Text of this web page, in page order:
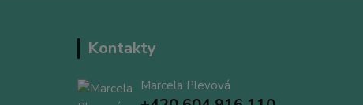
Kontakty
Marcela Plevová